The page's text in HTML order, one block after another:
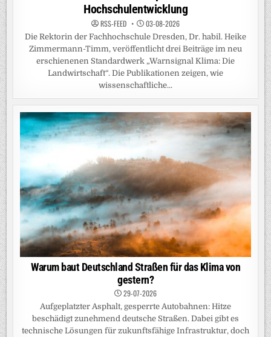
Hochschulentwicklung
RSS-FEED 03-08-2026
Die Rektorin der Fachhochschule Dresden, Dr. habil. Heike
Zimmermann-Timm, veröffentlicht drei Beiträge im neu
erschienenen Standardwerk „Warnsignal Klima: Die
Landwirtschaft“. Die Publikationen zeigen, wie
wissenschaftliche...
Warum baut Deutschland Straßen für das Klima von
gestern?
29-07-2026
Aufgeplatzter Asphalt, gesperrte Autobahnen: Hitze
beschädigt zunehmend deutsche Straßen. Dabei gibt es
technische Lösungen für zukunftsfähige Infrastruktur, doch